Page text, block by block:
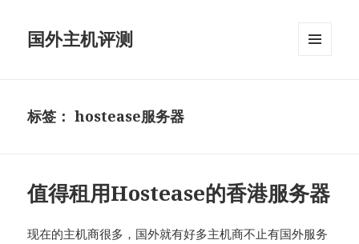
国外主机评测
标签：hostease服务器
值得租用Hostease的香港服务器
现在的主机商很多，国外就有好多主机商不止有国外服务